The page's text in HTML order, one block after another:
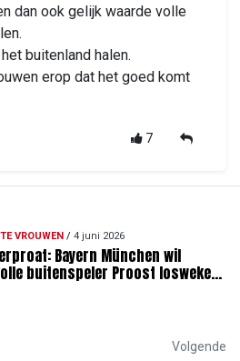
dan ook gelijk waarde volle
buitenland halen.
erop dat het goed komt
7
VROUWEN/ 4 juni 2026
Bayern München wil
buitenspeler Proost losweken
(v)
Volgende